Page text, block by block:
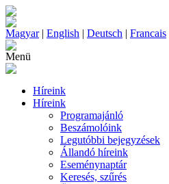
Magyar| English | Deutsch | Francais
Menü
Híreink
Híreink
Programajánló
Beszámolóink
Legutóbbi bejegyzések
Állandó híreink
Eseménynaptár
Keresés, szűrés